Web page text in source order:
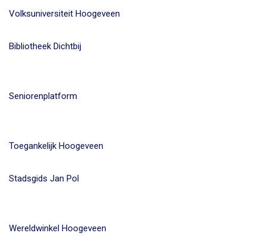
Volksuniversiteit Hoogeveen
Bibliotheek Dichtbij
Seniorenplatform
Toegankelijk Hoogeveen
Stadsgids Jan Pol
Wereldwinkel Hoogeveen